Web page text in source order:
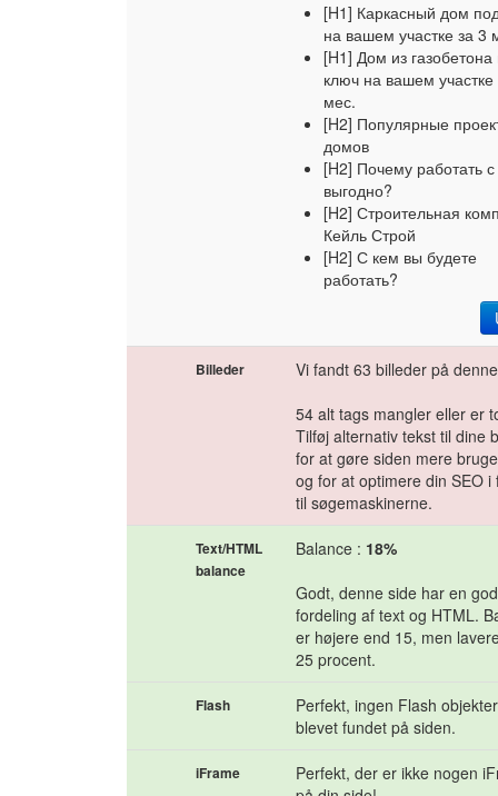
[H1] Каркасный дом
на вашем участке за 3
[H1] Дом из
ключ на вашем участке
мес.
[H2] Популярные
домов
[H2] Почему работать
выгодно?
[H2] Строительная
Кейль Строй
[H2] С кем вы будете
работать?
Billeder
Vi fandt 63 billeder på
54 alt tags mangler eller er
Tilføj alternativ tekst til dine
for at gøre siden mere
og for at optimere din SEO i
til søgemaskinerne.
Text/HTML
balance
Balance : 18%
Godt, denne side har en god
fordeling af text og HTML.
er højere end 15, men
25 procent.
Flash
Perfekt, ingen Flash
blevet fundet på siden.
iFrame
Perfekt, der er ikke nogen